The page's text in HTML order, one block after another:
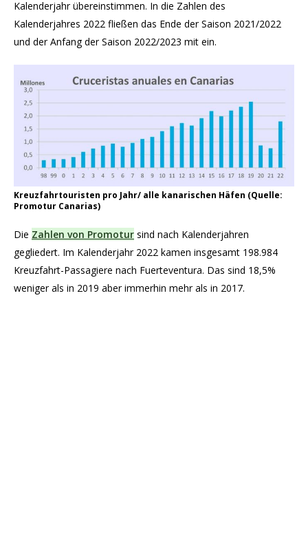
Kalenderjahr übereinstimmen. In die Zahlen des
Kalenderjahres 2022 fließen das Ende der Saison 2021/2022
und der Anfang der Saison 2022/2023 mit ein.
Kreuzfahrtouristen pro Jahr/ alle kanarischen Häfen (Quelle:
Promotur Canarias)
Die Zahlen von Promotur sind nach Kalenderjahren
gegliedert. Im Kalenderjahr 2022 kamen insgesamt 198.984
Kreuzfahrt-Passagiere nach Fuerteventura. Das sind 18,5%
weniger als in 2019 aber immerhin mehr als in 2017.